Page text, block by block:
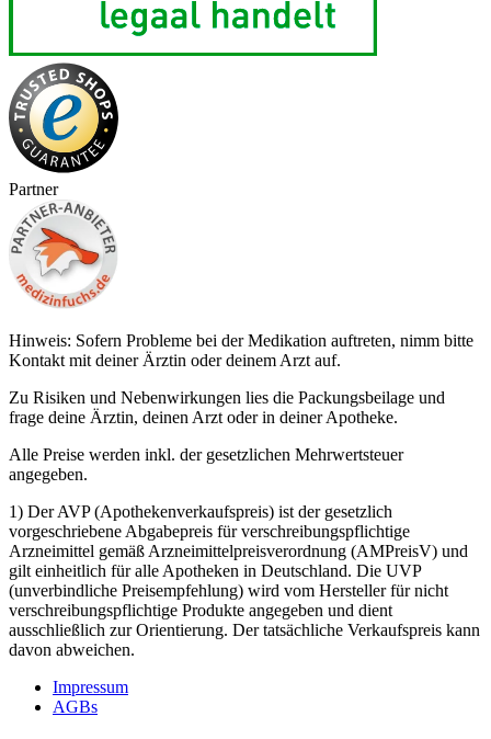
Partner
Hinweis: Sofern Probleme bei der Medikation auftreten, nimm bitte
Kontakt mit deiner Ärztin oder deinem Arzt auf.
Zu Risiken und Nebenwirkungen lies die Packungsbeilage und
frage deine Ärztin, deinen Arzt oder in deiner Apotheke.
Alle Preise werden inkl. der gesetzlichen Mehrwertsteuer
angegeben.
1) Der AVP (Apothekenverkaufspreis) ist der gesetzlich
vorgeschriebene Abgabepreis für verschreibungspflichtige
Arzneimittel gemäß Arzneimittelpreisverordnung (AMPreisV) und
gilt einheitlich für alle Apotheken in Deutschland. Die UVP
(unverbindliche Preisempfehlung) wird vom Hersteller für nicht
verschreibungspflichtige Produkte angegeben und dient
ausschließlich zur Orientierung. Der tatsächliche Verkaufspreis kann
davon abweichen.
Impressum
AGBs